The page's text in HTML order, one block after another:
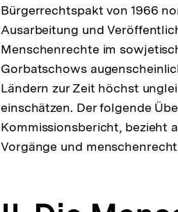
Bürgerrechtspakt von 1966
Ausarbeitung und
Menschenrechte im
Gorbatschows
Ländern zur Zeit höchst
einschätzen. Der folgende
Kommissionsbericht, bezieht
Vorgänge und